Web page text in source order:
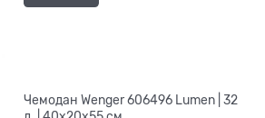
Чемодан Wenger 606496 Lumen | 32